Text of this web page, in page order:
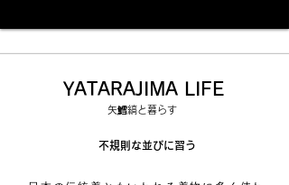
YATARAJIMA LIFE
矢鱈縞と暮らす
不規則な並びに習う